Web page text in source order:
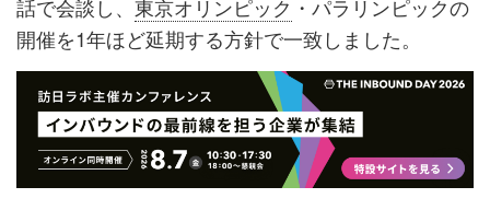
話で会談し、 東京オリンピック ・パラリンピックの
開催を1年ほど延期する方針で一致しました。